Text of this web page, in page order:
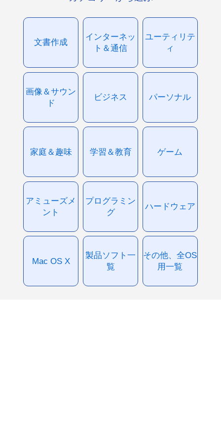
文書作成
インターネッ
ト＆通信
ユーティリテ
ィ
画像＆サウン
ド
ビジネス パーソナル
家庭＆趣味 学習＆教育 ゲーム
アミューズメ
ント
プログラミン
グ
ハードウェア
Mac OS X
製品ソフト一
覧
その他、全OS
用一覧